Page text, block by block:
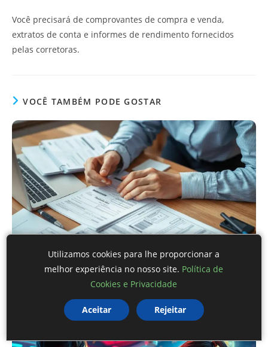
Você precisará de comprovantes de compra e venda,
extratos de conta e informes de rendimento fornecidos
pelas corretoras.
VOCÊ TAMBÉM PODE GOSTAR
Imposto de Renda Descomplicado: Como Fazer
sua Declaração sem Estresse em 7 Passos
Utilizamos cookies para lhe proporcionar a
melhor experiência no nosso site. Política de
Cookies e Privacidade
Aceitar Rejeitar